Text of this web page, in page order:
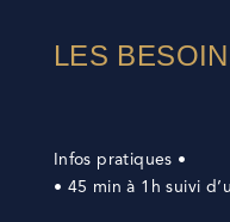
LES
Infos pratiques •
• 45 min à 1h suivi